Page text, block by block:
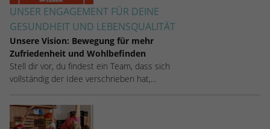
UNSER ENGAGEMENT FÜR DEINE
GESUNDHEIT UND LEBENSQUALITÄT
Unsere Vision: Bewegung für mehr
Zufriedenheit und Wohlbefinden
Stell dir vor, du findest ein Team, dass sich
vollständig der Idee verschrieben hat,…